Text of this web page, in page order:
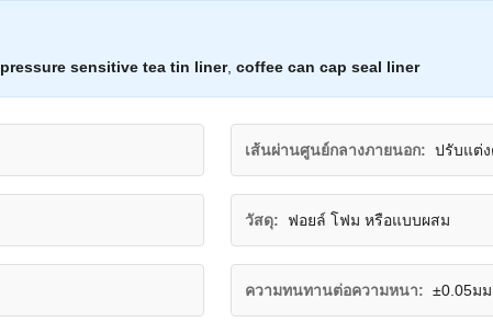
pressure sensitive tea tin liner, coffee can cap seal liner
เส้นผ่านศูนย์กลางภายนอก: ปรับแต่
วัสดุ: ฟอยล์ โฟม หรือแบบผสม
ความทนทานต่อความหนา: ±0.05มม